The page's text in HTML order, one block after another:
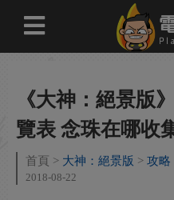
《大神：絕景版
覽表 念珠在哪收
首頁 大神：絕景版 攻略
2018-08-22